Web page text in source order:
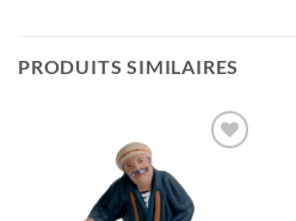
PRODUITS SIMILAIRES